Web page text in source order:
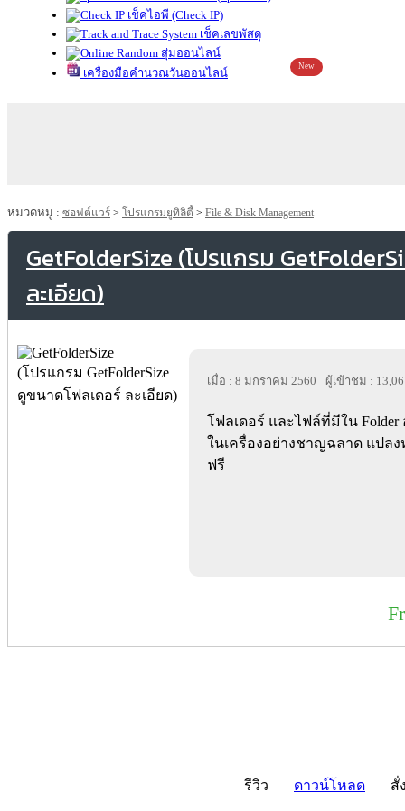
เช็คไอพี (Check IP)
เช็คเลขพัสดุ
สุ่มออนไลน์
เครื่องมือคำนวณวันออนไลน์
New
หมวดหมู่ : ซอฟต์แวร์ > โปรแกรมยูทิลิตี้ > File & Disk Management
GetFolderSize (โปรแกรม
ละเอียด)
เมื่อ : 8 มกราคม 2560 ผู้เข้าชม :
โฟลเดอร์ และไฟล์ที่มีใน
ในเครื่องอย่างชาญฉลาด แปล
ฟรี
รีวิว ดาวน์โหลด สั่